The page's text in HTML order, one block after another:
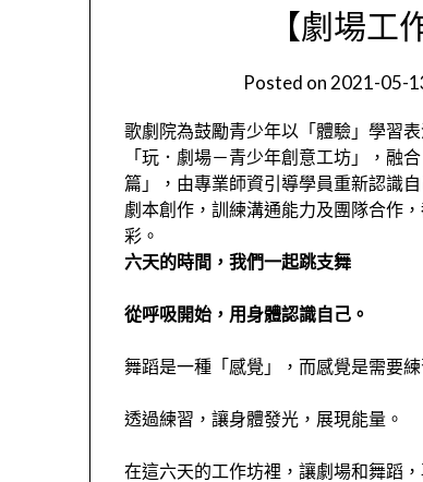
【劇場工
Posted on 2021-05-
歌劇院為鼓勵青少年以「體驗」學習
「玩．劇場－青少年創意工坊」，融
篇」，由專業師資引導學員重新認識
劇本創作，訓練溝通能力及團隊合作
彩。
六天的時間，我們一起跳支舞
從呼吸開始，用身體認識自己。
舞蹈是一種「感覺」，而感覺是需要練
透過練習，讓身體發光，展現能量。
在這六天的工作坊裡，讓劇場和舞蹈